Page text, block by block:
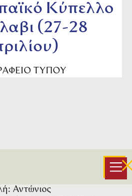
Κύπελλο
(27-28
ΤΥΠΟΥ
θα εκπροσωπήσουν
Cadet European Cup 2024
στην Γεωργία.
Αντώνιος